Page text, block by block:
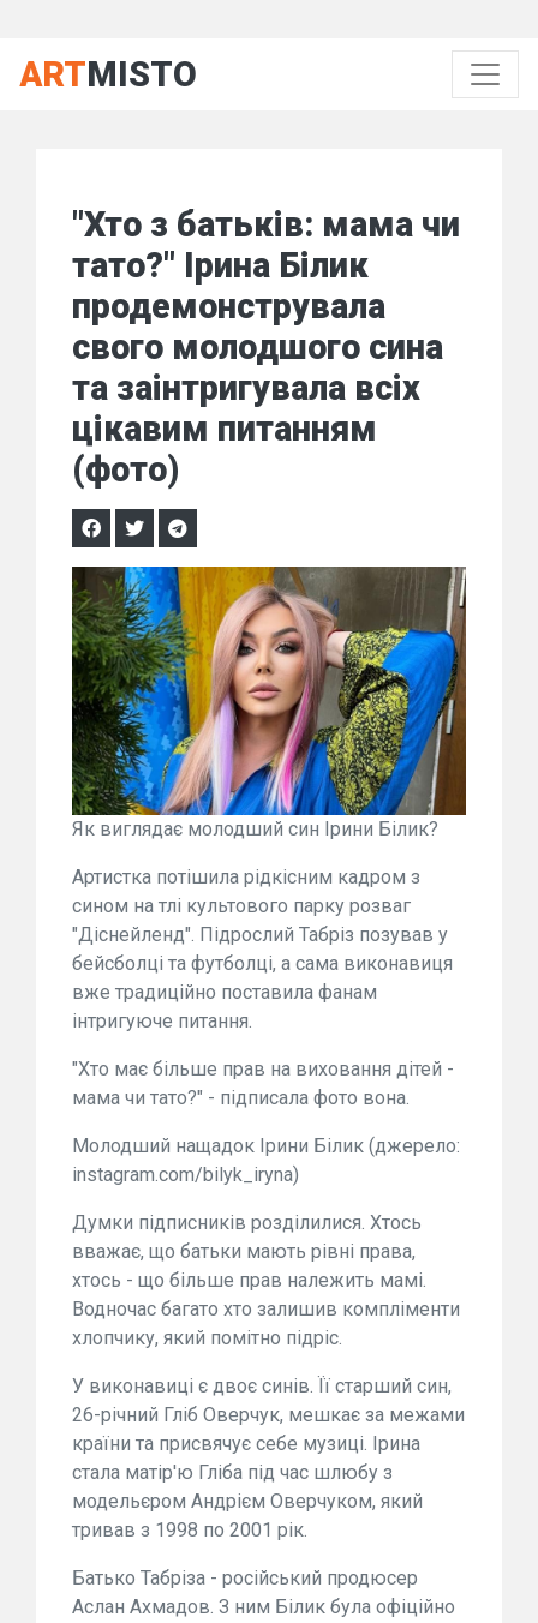
ARTMISTO
"Хто з батьків: мама чи
тато?" Ірина Білик
продемонструвала
свого молодшого сина
та заінтригувала всіх
цікавим питанням
(фото)
Як виглядає молодший син Ірини Білик?
Артистка потішила рідкісним кадром з
сином на тлі культового парку розваг
"Діснейленд". Підрослий Табріз позував у
бейсболці та футболці, а сама виконавиця
вже традиційно поставила фанам
інтригуюче питання.
"Хто має більше прав на виховання дітей -
мама чи тато?" - підписала фото вона.
Молодший нащадок Ірини Білик (джерело:
instagram.com/bilyk_iryna)
Думки підписників розділилися. Хтось
вважає, що батьки мають рівні права,
хтось - що більше прав належить мамі.
Водночас багато хто залишив компліменти
хлопчику, який помітно підріс.
У виконавиці є двоє синів. Її старший син,
26-річний Гліб Оверчук, мешкає за межами
країни та присвячує себе музиці. Ірина
стала матір'ю Гліба під час шлюбу з
модельєром Андрієм Оверчуком, який
тривав з 1998 по 2001 рік.
Батько Табріза - російський продюсер
Аслан Ахмадов. З ним Білик була офіційно